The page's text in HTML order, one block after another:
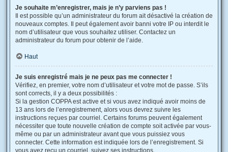
Je souhaite m’enregistrer, mais je n’y parviens pas !
Il est possible qu’un administrateur du forum ait désactivé la création de
nouveaux comptes. Il peut également avoir banni votre IP ou interdit le
nom d’utilisateur que vous souhaitez utiliser. Contactez un
administrateur du forum pour obtenir de l’aide.
Haut
Je suis enregistré mais je ne peux pas me connecter !
Vérifiez, en premier, votre nom d’utilisateur et votre mot de passe. S’ils
sont corrects, il y a deux possibilités :
Si la gestion COPPA est active et si vous avez indiqué avoir moins de
13 ans lors de l’enregistrement, alors vous devrez suivre les
instructions reçues par courriel. Certains forums peuvent également
nécessiter que toute nouvelle création de compte soit activée par vous-
même ou par un administrateur avant que vous puissiez vous
connecter. Cette information est indiquée lors de l’enregistrement. Si
vous avez reçu un courriel, suivez ses instructions.